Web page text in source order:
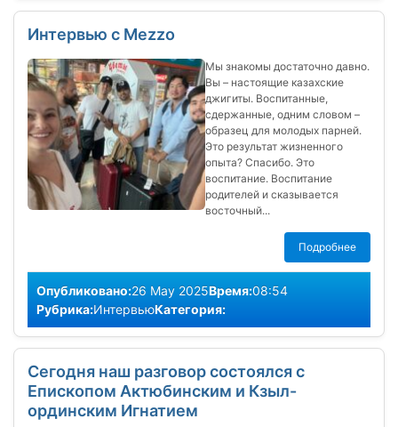
Интервью с Mezzo
Мы знакомы достаточно давно.
Вы – настоящие казахские
джигиты. Воспитанные,
сдержанные, одним словом –
образец для молодых парней.
Это результат жизненного
опыта? Спасибо. Это
воспитание. Воспитание
родителей и сказывается
восточный...
Подробнее
Опубликовано:26 May 2025Время:08:54
Рубрика:ИнтервьюКатегория:
Сегодня наш разговор состоялся с
Епископом Актюбинским и Кзыл-
ординским Игнатием